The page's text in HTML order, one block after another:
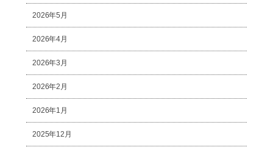
2026年5月
2026年4月
2026年3月
2026年2月
2026年1月
2025年12月